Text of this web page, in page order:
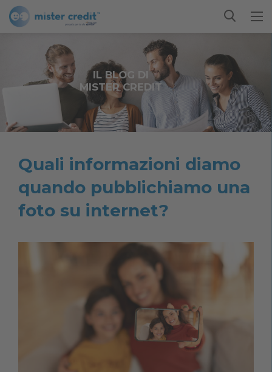
IL BLOG DI
MISTER CREDIT
Quali informazioni diamo
quando pubblichiamo una
foto su internet?